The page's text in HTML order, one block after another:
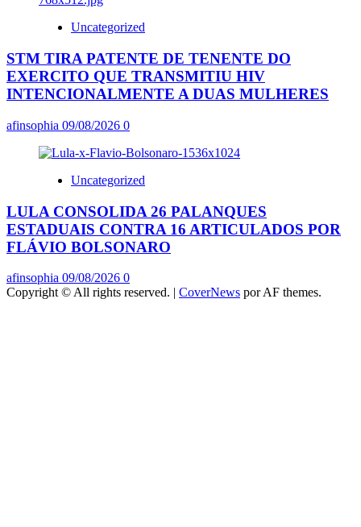
Uncategorized
STM TIRA PATENTE DE TENENTE DO
EXERCITO QUE TRANSMITIU HIV
INTENCIONALMENTE A DUAS MULHERES
afinsophia 09/08/2026 0
Uncategorized
LULA CONSOLIDA 26 PALANQUES
ESTADUAIS CONTRA 16 ARTICULADOS POR
FLÁVIO BOLSONARO
afinsophia 09/08/2026 0
Copyright © All rights reserved. | CoverNews por AF themes.